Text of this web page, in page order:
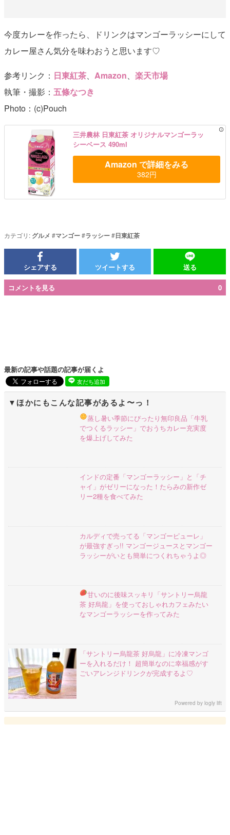
今度カレーを作ったら、ドリンクはマンゴーラッシーにして
カレー屋さん気分を味わおうと思います♡
参考リンク： 日東紅茶、 Amazon、 楽天市場
執筆・撮影： 五條なつき
Photo：(c)Pouch
三井農林 日東紅茶 オリジナルマンゴーラッ
シーベース 490ml
Amazon で詳細をみる
382円
カテゴリ: グルメ #マンゴー#ラッシー#日東紅茶
シェアする ツイートする 送る
コメントを見る 0
最新の記事や話題の記事が届くよ
友だち追加
ほかにもこんな記事があるよ〜っ！
蒸し暑い季節にぴったり無印良品「牛乳
でつくるラッシー」でおうちカレー充実度
を爆上げしてみた
インドの定番「マンゴーラッシー」と「チ
ャイ」がゼリーになった！たらみの新作ゼ
リー2種を食べてみた
カルディで売ってる「マンゴーピューレ」
が最強すぎっ!! マンゴージュースとマンゴー
ラッシーがいとも簡単につくれちゃうよ◎
甘いのに後味スッキリ 「サントリー烏龍
茶 好烏龍」を使っておしゃれカフェみたい
なマンゴーラッシーを作ってみた
「サントリー烏龍茶 好烏龍」に冷凍マンゴ
ーを入れるだけ！ 超簡単なのに幸福感がす
ごいアレンジドリンクが完成するよ♡
Powered bylogly lift